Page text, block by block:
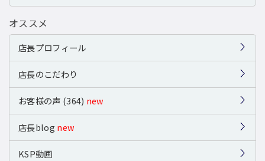
オススメ
店長プロフィール
店長のこだわり
お客様の声 (364) new
店長blog new
KSP動画